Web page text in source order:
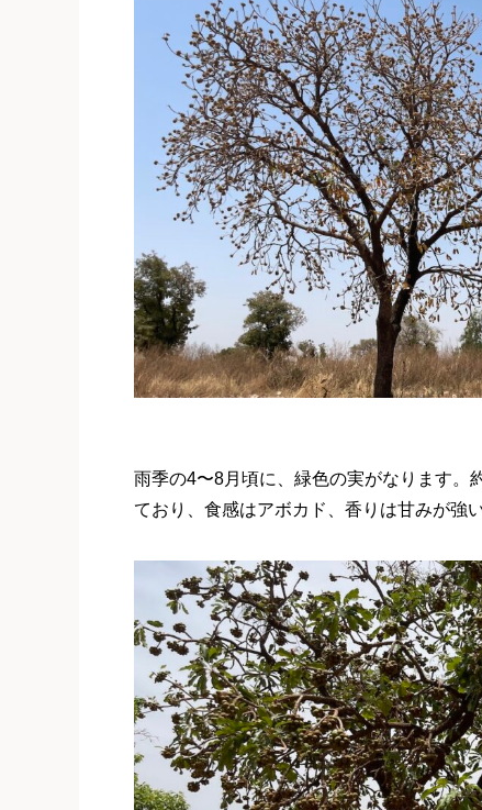
雨季の4〜8月頃に、緑色の実がなります。
ており、食感はアボカド、香りは甘みが強